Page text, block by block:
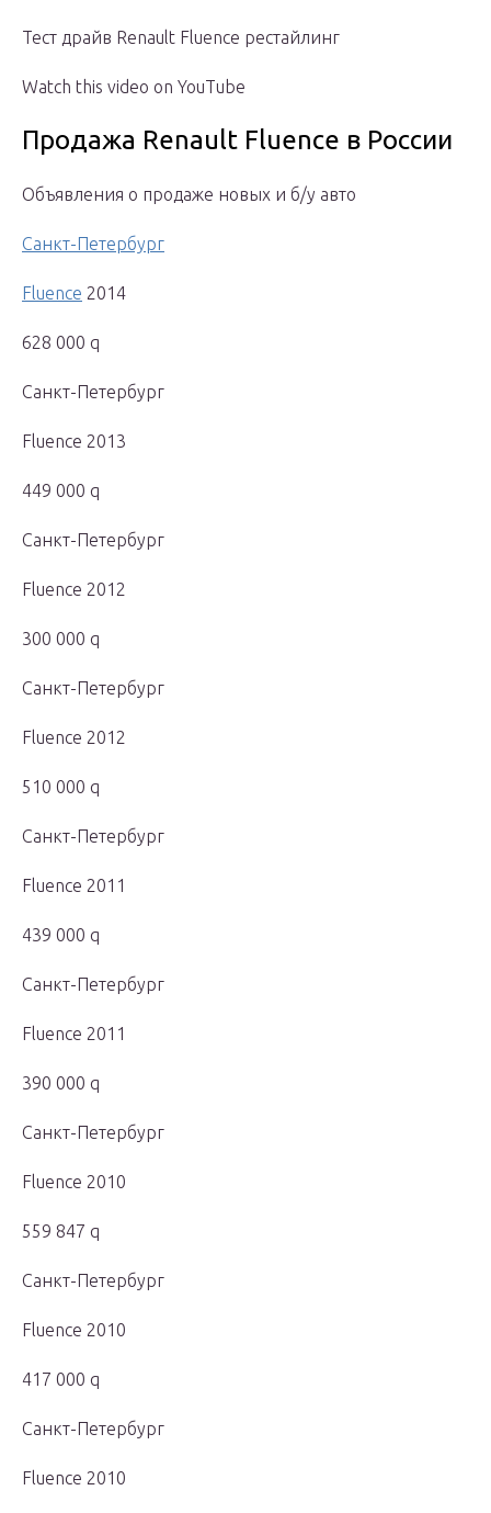
Тест драйв Renault Fluence рестайлинг
Watch this video on YouTube
Продажа Renault Fluence в России
Объявления о продаже новых и б/у авто
Санкт-Петербург
Fluence 2014
628 000 q
Санкт-Петербург
Fluence 2013
449 000 q
Санкт-Петербург
Fluence 2012
300 000 q
Санкт-Петербург
Fluence 2012
510 000 q
Санкт-Петербург
Fluence 2011
439 000 q
Санкт-Петербург
Fluence 2011
390 000 q
Санкт-Петербург
Fluence 2010
559 847 q
Санкт-Петербург
Fluence 2010
417 000 q
Санкт-Петербург
Fluence 2010